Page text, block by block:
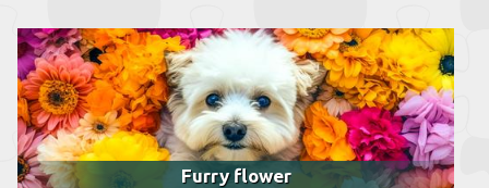
Furry flower